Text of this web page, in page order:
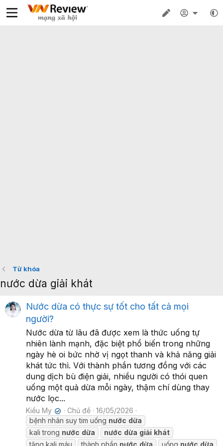
Từ khóa
nước dừa giải khát
Nước dừa có thực sự tốt cho tất cả mọi
người?
Nước dừa từ lâu đã được xem là thức uống tự
nhiên lành mạnh, đặc biệt phổ biến trong những
ngày hè oi bức nhờ vị ngọt thanh và khả năng giải
khát tức thì. Với thành phần tương đồng với các
dung dịch bù điện giải, nhiều người có thói quen
uống một quả dừa mỗi ngày, thậm chí dùng thay
nước lọc...
Kiều My ✔ Chủ đề
16/05/2026
bệnh nhân suy tim uống nước dừa
kali trong nước dừa nước dừa giải khát